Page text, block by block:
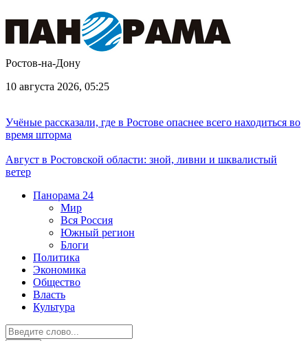
Ростов-на-Дону
10 августа 2026, 05:25
Учёные рассказали, где в Ростове опаснее всего находиться во
время шторма
Август в Ростовской области: зной, ливни и шквалистый
ветер
Панорама 24
Мир
Вся Россия
Южный регион
Блоги
Политика
Экономика
Общество
Власть
Культура